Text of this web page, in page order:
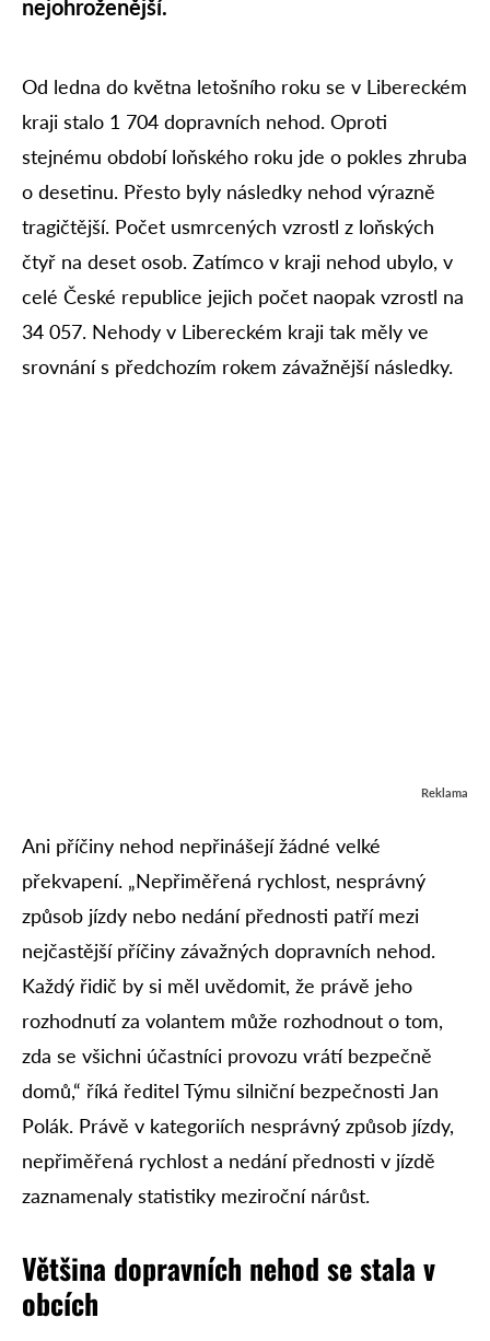
nejohroženější.
Od ledna do května letošního roku se v Libereckém
kraji stalo 1 704 dopravních nehod. Oproti
stejnému období loňského roku jde o pokles zhruba
o desetinu. Přesto byly následky nehod výrazně
tragičtější. Počet usmrcených vzrostl z loňských
čtyř na deset osob. Zatímco v kraji nehod ubylo, v
celé České republice jejich počet naopak vzrostl na
34 057. Nehody v Libereckém kraji tak měly ve
srovnání s předchozím rokem závažnější následky.
Reklama
Ani příčiny nehod nepřinášejí žádné velké
překvapení. „Nepřiměřená rychlost, nesprávný
způsob jízdy nebo nedání přednosti patří mezi
nejčastější příčiny závažných dopravních nehod.
Každý řidič by si měl uvědomit, že právě jeho
rozhodnutí za volantem může rozhodnout o tom,
zda se všichni účastníci provozu vrátí bezpečně
domů,“ říká ředitel Týmu silniční bezpečnosti Jan
Polák. Právě v kategoriích nesprávný způsob jízdy,
nepřiměřená rychlost a nedání přednosti v jízdě
zaznamenaly statistiky meziroční nárůst.
Většina dopravních nehod se stala v
obcích